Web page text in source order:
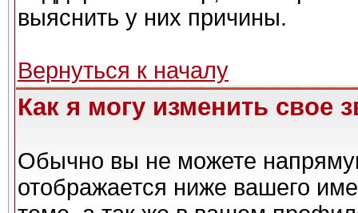
выяснить у них причины.
Вернуться к началу
Как я могу изменить свое
Обычно вы не можете
отображается ниже вашего